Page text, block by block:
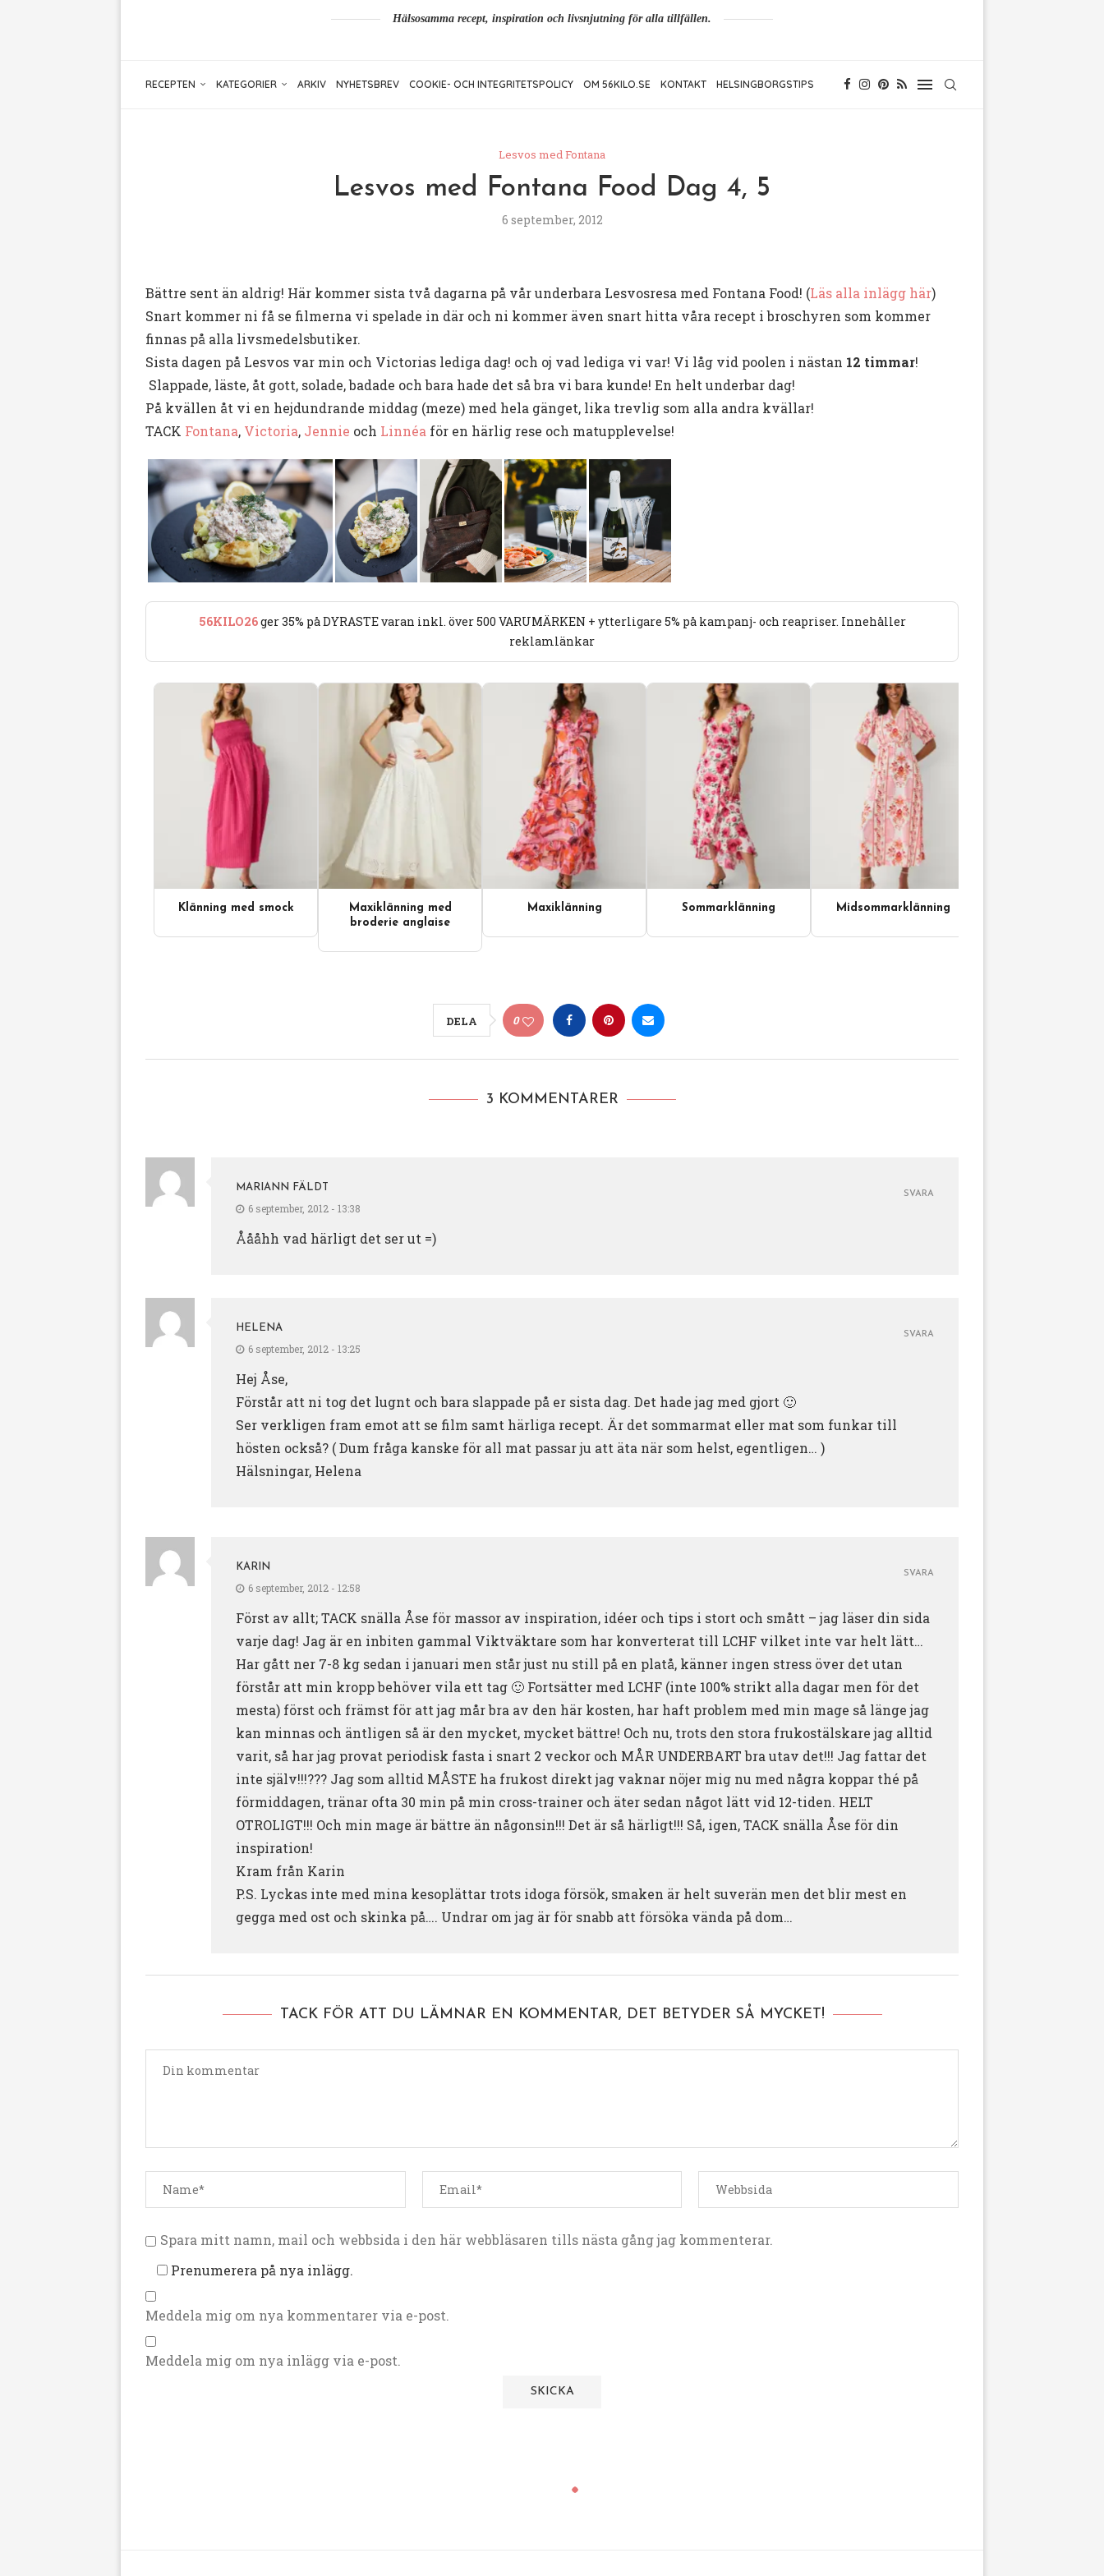
Hälsosamma recept, inspiration och livsnjutning för alla tillfällen.
RECEPTEN KATEGORIER ARKIV NYHETSBREV COOKIE- OCH INTEGRITETSPOLICY OM 56KILO.SE KONTAKT HELSINGBORGSTIPS
Lesvos med Fontana
Lesvos med Fontana Food Dag 4, 5
6 september, 2012
Bättre sent än aldrig! Här kommer sista två dagarna på vår underbara Lesvosresa med Fontana Food! (Läs alla inlägg här)
Snart kommer ni få se filmerna vi spelade in där och ni kommer även snart hitta våra recept i broschyren som kommer
finnas på alla livsmedelsbutiker.
Sista dagen på Lesvos var min och Victorias lediga dag! och oj vad lediga vi var! Vi låg vid poolen i nästan 12 timmar!
Slappade, läste, åt gott, solade, badade och bara hade det så bra vi bara kunde! En helt underbar dag!
På kvällen åt vi en hejdundrande middag (meze) med hela gänget, lika trevlig som alla andra kvällar!
TACK Fontana, Victoria, Jennie och Linnéa för en härlig rese och matupplevelse!
Videoinnehåll
56KILO26ger 35% på DYRASTE varan inkl. över 500 VARUMÄRKEN + ytterligare 5% på kampanj- och reapriser. Innehåller
reklamlänkar
Klänning med smock
Maxiklänning med
broderie anglaise
Maxiklänning Sommarklänning Midsommarklänning
DELA 0
3 KOMMENTARER
MARIANN FÄLDT
6 september, 2012 - 13:38
Åååhh vad härligt det ser ut =)
SVARA
HELENA
6 september, 2012 - 13:25
Hej Åse,
Förstår att ni tog det lugnt och bara slappade på er sista dag. Det hade jag med gjort 🙂
Ser verkligen fram emot att se film samt härliga recept. Är det sommarmat eller mat som funkar till
hösten också? ( Dum fråga kanske för all mat passar ju att äta när som helst, egentligen… )
Hälsningar, Helena
SVARA
KARIN
6 september, 2012 - 12:58
Först av allt; TACK snälla Åse för massor av inspiration, idéer och tips i stort och smått – jag läser din sida
varje dag! Jag är en inbiten gammal Viktväktare som har konverterat till LCHF vilket inte var helt lätt…
Har gått ner 7-8 kg sedan i januari men står just nu still på en platå, känner ingen stress över det utan
förstår att min kropp behöver vila ett tag 🙂 Fortsätter med LCHF (inte 100% strikt alla dagar men för det
mesta) först och främst för att jag mår bra av den här kosten, har haft problem med min mage så länge jag
kan minnas och äntligen så är den mycket, mycket bättre! Och nu, trots den stora frukostälskare jag alltid
varit, så har jag provat periodisk fasta i snart 2 veckor och MÅR UNDERBART bra utav det!!! Jag fattar det
inte själv!!!??? Jag som alltid MÅSTE ha frukost direkt jag vaknar nöjer mig nu med några koppar thé på
förmiddagen, tränar ofta 30 min på min cross-trainer och äter sedan något lätt vid 12-tiden. HELT
OTROLIGT!!! Och min mage är bättre än någonsin!!! Det är så härligt!!! Så, igen, TACK snälla Åse för din
inspiration!
Kram från Karin
P.S. Lyckas inte med mina kesoplättar trots idoga försök, smaken är helt suverän men det blir mest en
gegga med ost och skinka på…. Undrar om jag är för snabb att försöka vända på dom…
SVARA
TACK FÖR ATT DU LÄMNAR EN KOMMENTAR, DET BETYDER SÅ MYCKET!
Spara mitt namn, mail och webbsida i den här webbläsaren tills nästa gång jag kommenterar.
Prenumerera på nya inlägg.
Meddela mig om nya kommentarer via e-post.
Meddela mig om nya inlägg via e-post.